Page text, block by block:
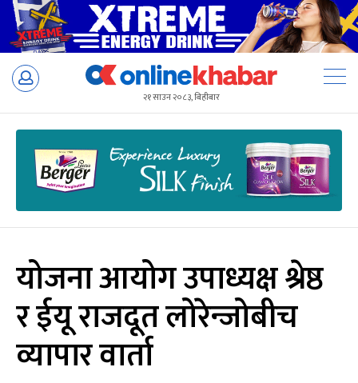
Skip
२१ साउन २०८३, बिहीबार
योजना आयोग उपाध्यक्ष श्रेष्ठ
र ईयू राजदूत लोरेन्जोबीच
व्यापार वार्ता